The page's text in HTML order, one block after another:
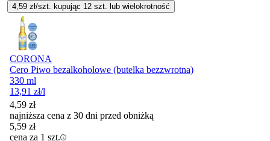
4,59 zł/szt. kupując 12 szt. lub wielokrotność
CORONA
Cero Piwo bezalkoholowe (butelka bezzwrotna)
330 ml
13,91 zł/l
4,59 zł
najniższa cena z 30 dni przed obniżką
5,59 zł
cena za 1 szt.